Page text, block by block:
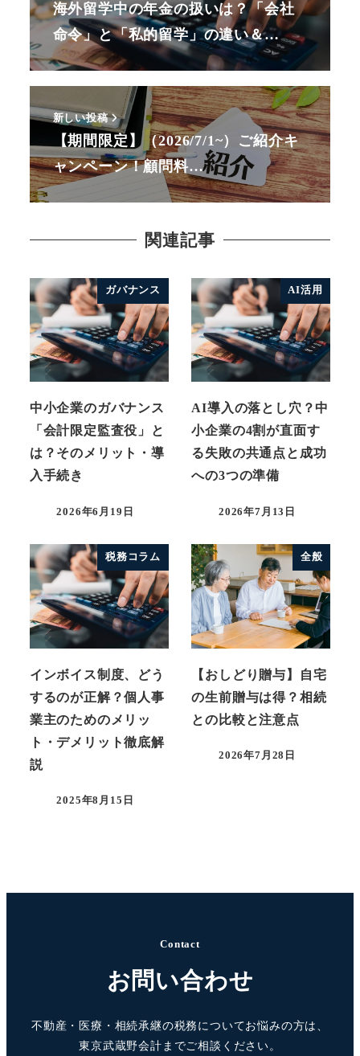
海外留学中の年金の扱いは？「会社
命令」と「私的留学」の違い＆…
新しい投稿
【期間限定】（2026/7/1~）ご紹介キ
ャンペーン！顧問料…
関連記事
ガバナンス
中小企業のガバナンス
「会計限定監査役」と
は？そのメリット・導
入手続き
2026年6月19日
AI活用
AI導入の落とし穴？中
小企業の4割が直面す
る失敗の共通点と成功
への3つの準備
2026年7月13日
税務コラム
インボイス制度、どう
するのが正解？個人事
業主のためのメリッ
ト・デメリット徹底解
説
2025年8月15日
全般
【おしどり贈与】自宅
の生前贈与は得？相続
との比較と注意点
2026年7月28日
Contact
お問い合わせ
不動産・医療・相続承継の税務についてお悩みの方は、
東京武蔵野会計までご相談ください。